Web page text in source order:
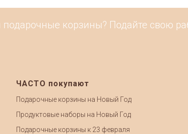
корзины? Подайте свою
ЧАСТО покупают
Подарочные корзины на Новый Год
Продуктовые наборы на Новый Год
Подарочные корзины к 23 февраля